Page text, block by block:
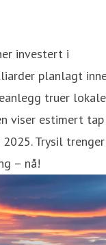
investert i
planlagt
truer lokale
viser estimert tap
Trysil trenger
– nå!